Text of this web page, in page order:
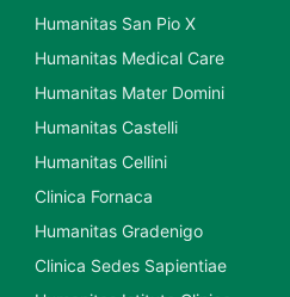
Humanitas San Pio X
Humanitas Medical Care
Humanitas Mater Domini
Humanitas Castelli
Humanitas Cellini
Clinica Fornaca
Humanitas Gradenigo
Clinica Sedes Sapientiae